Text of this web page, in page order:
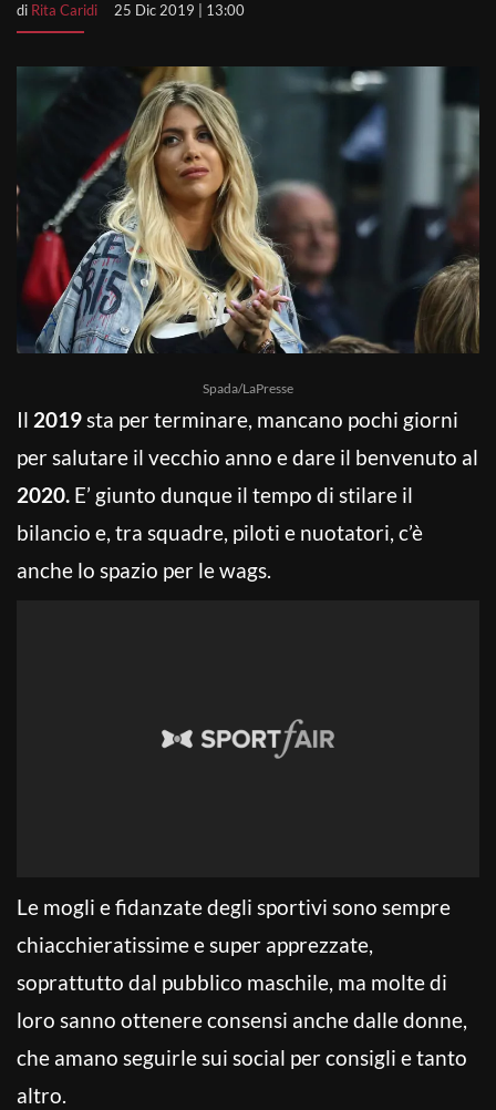
di Rita Caridi 25 Dic 2019 | 13:00
Spada/LaPresse
Il 2019sta per terminare, mancano pochi giorni
per salutare il vecchio anno e dare il benvenuto al
2020. E’ giunto dunque il tempo di stilare il
bilancio e, tra squadre, piloti e nuotatori, c’è
anche lo spazio per le wags.
Le mogli e fidanzate degli sportivi sono sempre
chiacchieratissime e super apprezzate,
soprattutto dal pubblico maschile, ma molte di
loro sanno ottenere consensi anche dalle donne,
che amano seguirle sui social per consigli e tanto
altro.